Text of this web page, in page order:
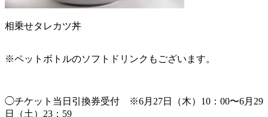
相乗せタレカツ丼
※ペットボトルのソフトドリンクもございます。
◯チケット当日引換券受付 ※6月27日（木）10：00〜6月29
日（土）23：59